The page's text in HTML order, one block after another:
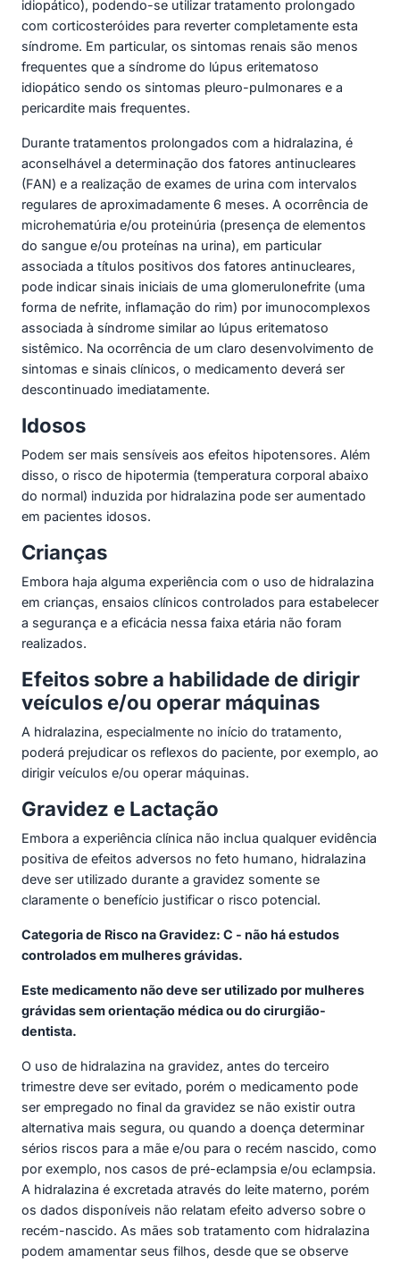
idiopático), podendo-se utilizar tratamento prolongado
com corticosteróides para reverter completamente esta
síndrome. Em particular, os sintomas renais são menos
frequentes que a síndrome do lúpus eritematoso
idiopático sendo os sintomas pleuro-pulmonares e a
pericardite mais frequentes.
Durante tratamentos prolongados com a hidralazina, é
aconselhável a determinação dos fatores antinucleares
(FAN) e a realização de exames de urina com intervalos
regulares de aproximadamente 6 meses. A ocorrência de
microhematúria e/ou proteinúria (presença de elementos
do sangue e/ou proteínas na urina), em particular
associada a títulos positivos dos fatores antinucleares,
pode indicar sinais iniciais de uma glomerulonefrite (uma
forma de nefrite, inflamação do rim) por imunocomplexos
associada à síndrome similar ao lúpus eritematoso
sistêmico. Na ocorrência de um claro desenvolvimento de
sintomas e sinais clínicos, o medicamento deverá ser
descontinuado imediatamente.
Idosos
Podem ser mais sensíveis aos efeitos hipotensores. Além
disso, o risco de hipotermia (temperatura corporal abaixo
do normal) induzida por hidralazina pode ser aumentado
em pacientes idosos.
Crianças
Embora haja alguma experiência com o uso de hidralazina
em crianças, ensaios clínicos controlados para estabelecer
a segurança e a eficácia nessa faixa etária não foram
realizados.
Efeitos sobre a habilidade de dirigir
veículos e/ou operar máquinas
A hidralazina, especialmente no início do tratamento,
poderá prejudicar os reflexos do paciente, por exemplo, ao
dirigir veículos e/ou operar máquinas.
Gravidez e Lactação
Embora a experiência clínica não inclua qualquer evidência
positiva de efeitos adversos no feto humano, hidralazina
deve ser utilizado durante a gravidez somente se
claramente o benefício justificar o risco potencial.
Categoria de Risco na Gravidez: C - não há estudos
controlados em mulheres grávidas.
Este medicamento não deve ser utilizado por mulheres
grávidas sem orientação médica ou do cirurgião-
dentista.
O uso de hidralazina na gravidez, antes do terceiro
trimestre deve ser evitado, porém o medicamento pode
ser empregado no final da gravidez se não existir outra
alternativa mais segura, ou quando a doença determinar
sérios riscos para a mãe e/ou para o recém nascido, como
por exemplo, nos casos de pré-eclampsia e/ou eclampsia.
A hidralazina é excretada através do leite materno, porém
os dados disponíveis não relatam efeito adverso sobre o
recém-nascido. As mães sob tratamento com hidralazina
podem amamentar seus filhos, desde que se observe